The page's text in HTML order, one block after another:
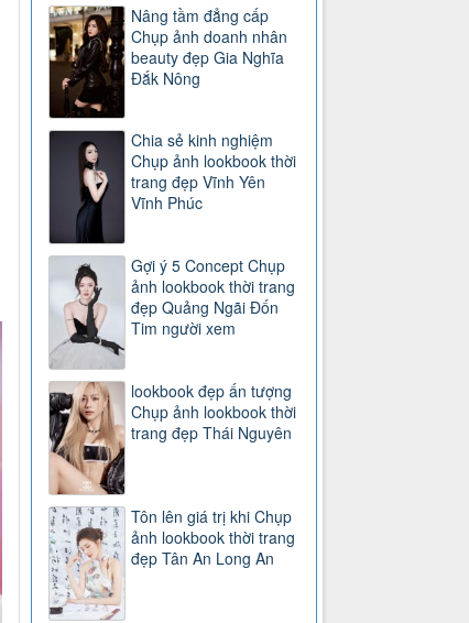
Nâng tầm đẳng cấp
Chụp ảnh doanh nhân
beauty đẹp Gia Nghĩa
Đắk Nông
Chia sẻ kinh nghiệm
Chụp ảnh lookbook thời
trang đẹp Vĩnh Yên
Vĩnh Phúc
Gợi ý 5 Concept Chụp
ảnh lookbook thời trang
đẹp Quảng Ngãi Đốn
Tim người xem
lookbook đẹp ấn tượng
Chụp ảnh lookbook thời
trang đẹp Thái Nguyên
Tôn lên giá trị khi Chụp
ảnh lookbook thời trang
đẹp Tân An Long An